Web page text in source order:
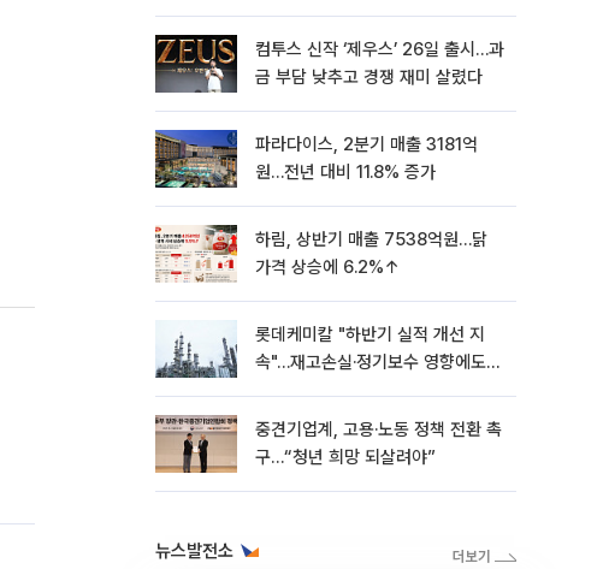
컴투스 신작 ‘제우스’ 26일 출시…과
금 부담 낮추고 경쟁 재미 살렸다
파라다이스, 2분기 매출 3181억
원…전년 대비 11.8% 증가
하림, 상반기 매출 7538억원…닭
가격 상승에 6.2%↑
롯데케미칼 "하반기 실적 개선 지
속"…재고손실·정기보수 영향에도
중견기업계, 고용·노동 정책 전환 촉
구…“청년 희망 되살려야”
뉴스발전소